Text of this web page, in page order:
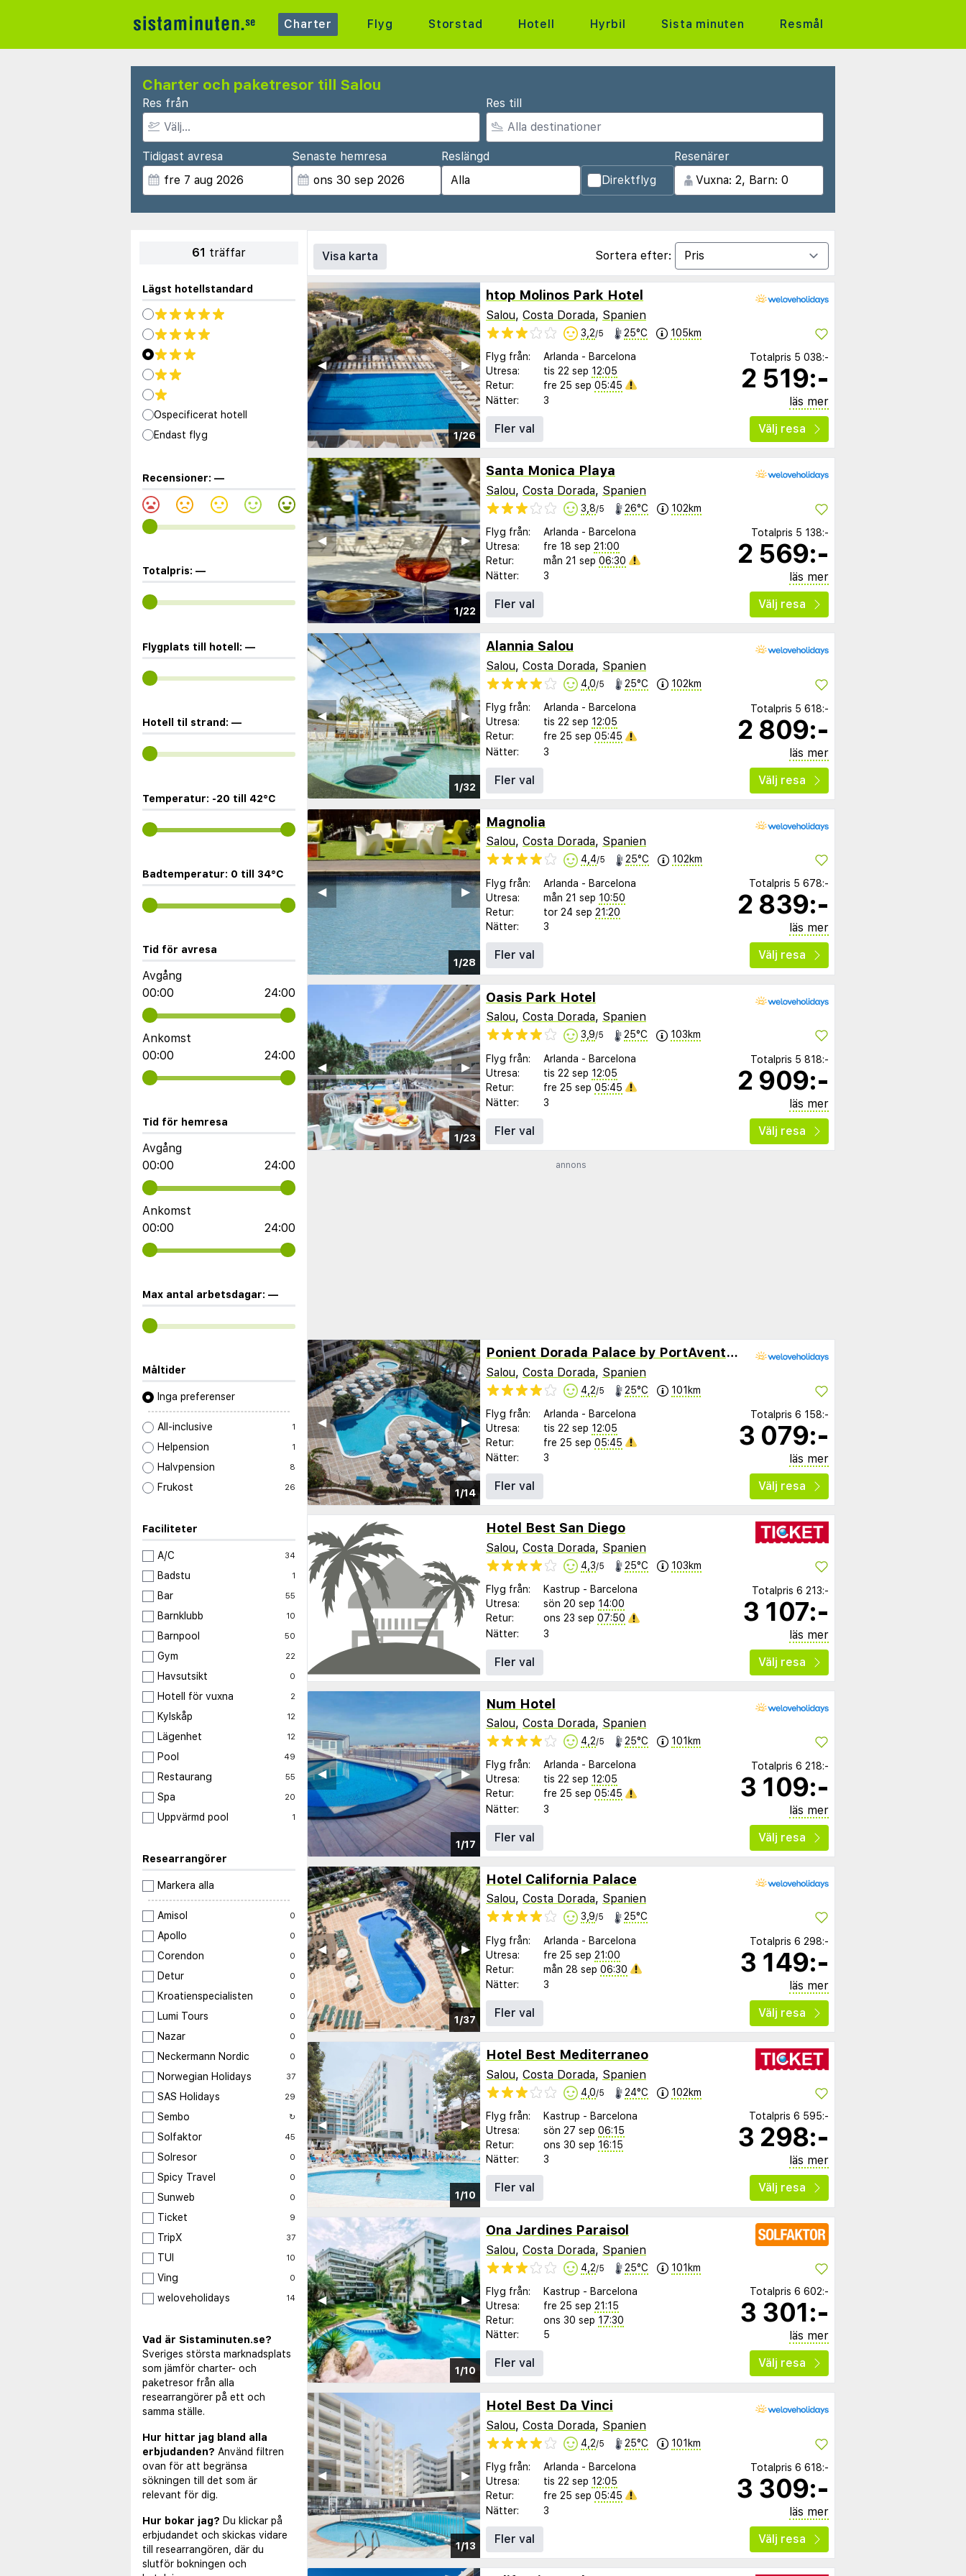
Charter Flyg Storstad Hotell Hyrbil Sista minuten Resmål
Charter och paketresor till Salou
Res från Res till
Tidigast avresa Senaste hemresa
Reslängd
Direktflyg
Resenärer
61 träffar
Lägst hotellstandard
Ospecificerat hotell
Endast flyg
Recensioner: —
Totalpris: —
Flygplats till hotell: —
Hotell til strand: —
Temperatur: -20 till 42°C
Badtemperatur: 0 till 34°C
Tid för avresa
Avgång
00:00
24:00
Ankomst
00:00
24:00
Tid för hemresa
Avgång
00:00
24:00
Ankomst
00:00
24:00
Max antal arbetsdagar: —
Måltider
Inga preferenser
All-inclusive 1
Helpension 1
Halvpension 8
Frukost 26
Faciliteter
A/C 34
Badstu 1
Bar 55
Barnklubb 10
Barnpool 50
Gym 22
Havsutsikt 0
Hotell för vuxna 2
Kylskåp 12
Lägenhet 12
Pool 49
Restaurang 55
Spa 20
Uppvärmd pool 1
Researrangörer
Markera alla
Amisol 0
Apollo 0
Corendon 0
Detur 0
Kroatienspecialisten 0
Lumi Tours 0
Nazar 0
Neckermann Nordic 0
Norwegian Holidays 37
SAS Holidays 29
Sembo ↻
Solfaktor 45
Solresor 0
Spicy Travel 0
Sunweb 0
Ticket 9
TripX 37
TUI 10
Ving 0
weloveholidays 14
Vad är Sistaminuten.se?
Sveriges största marknadsplats
som jämför charter- och
paketresor från alla
researrangörer på ett och
samma ställe.
Hur hittar jag bland alla
erbjudanden? Använd filtren
ovan för att begränsa
sökningen till det som är
relevant för dig.
Hur bokar jag? Du klickar på
erbjudandet och skickas vidare
till researrangören, där du
slutför bokningen och
Visa karta Sortera efter:
1/26
▶︎
◀︎
htop Molinos Park Hotel
Salou, Costa Dorada, Spanien
3,2/5 25°C 105km
Flyg från: Arlanda - Barcelona
Utresa:
tis 22 sep 12:05
Retur:
fre 25 sep 05:45
Nätter:
3
Totalpris 5 038:-
2 519:-
läs mer
Fler val
Välj resa
1/22
▶︎
◀︎
Santa Monica Playa
Salou, Costa Dorada, Spanien
3,8/5 26°C 102km
Flyg från: Arlanda - Barcelona
Utresa:
fre 18 sep 21:00
Retur:
mån 21 sep 06:30
Nätter:
3
Totalpris 5 138:-
2 569:-
läs mer
Fler val
Välj resa
1/32
▶︎
◀︎
Alannia Salou
Salou, Costa Dorada, Spanien
4,0/5 25°C 102km
Flyg från: Arlanda - Barcelona
Utresa:
tis 22 sep 12:05
Retur:
fre 25 sep 05:45
Nätter:
3
Totalpris 5 618:-
2 809:-
läs mer
Fler val
Välj resa
1/28
▶︎
◀︎
Magnolia
Salou, Costa Dorada, Spanien
4,4/5 25°C 102km
Flyg från: Arlanda - Barcelona
Utresa:
mån 21 sep 10:50
Retur:
tor 24 sep 21:20
Nätter:
3
Totalpris 5 678:-
2 839:-
läs mer
Fler val
Välj resa
1/23
▶︎
◀︎
Oasis Park Hotel
Salou, Costa Dorada, Spanien
3,9/5 25°C 103km
Flyg från: Arlanda - Barcelona
Utresa:
tis 22 sep 12:05
Retur:
fre 25 sep 05:45
Nätter:
3
Totalpris 5 818:-
2 909:-
läs mer
Fler val
Välj resa
annons
1/14
▶︎
◀︎
Ponient Dorada Palace by PortAventura World
Salou, Costa Dorada, Spanien
4,2/5 25°C 101km
Flyg från: Arlanda - Barcelona
Utresa:
tis 22 sep 12:05
Retur:
fre 25 sep 05:45
Nätter:
3
Totalpris 6 158:-
3 079:-
läs mer
Fler val
Välj resa
Hotel Best San Diego
Salou, Costa Dorada, Spanien
4,3/5 25°C 103km
Flyg från: Kastrup - Barcelona
Utresa:
sön 20 sep 14:00
Retur:
ons 23 sep 07:50
Nätter:
3
Totalpris 6 213:-
3 107:-
läs mer
Fler val
Välj resa
1/17
▶︎
◀︎
Num Hotel
Salou, Costa Dorada, Spanien
4,2/5 25°C 101km
Flyg från: Arlanda - Barcelona
Utresa:
tis 22 sep 12:05
Retur:
fre 25 sep 05:45
Nätter:
3
Totalpris 6 218:-
3 109:-
läs mer
Fler val
Välj resa
1/37
▶︎
◀︎
Hotel California Palace
Salou, Costa Dorada, Spanien
3,9/5 25°C
Flyg från: Arlanda - Barcelona
Utresa:
fre 25 sep 21:00
Retur:
mån 28 sep 06:30
Nätter:
3
Totalpris 6 298:-
3 149:-
läs mer
Fler val
Välj resa
1/10
▶︎
◀︎
Hotel Best Mediterraneo
Salou, Costa Dorada, Spanien
4,0/5 24°C 102km
Flyg från: Kastrup - Barcelona
Utresa:
sön 27 sep 06:15
Retur:
ons 30 sep 16:15
Nätter:
3
Totalpris 6 595:-
3 298:-
läs mer
Fler val
Välj resa
1/10
▶︎
◀︎
Ona Jardines Paraisol
Salou, Costa Dorada, Spanien
4,2/5 25°C 101km
Flyg från: Kastrup - Barcelona
Utresa:
fre 25 sep 21:15
Retur:
ons 30 sep 17:30
Nätter:
5
Totalpris 6 602:-
3 301:-
läs mer
Fler val
Välj resa
1/13
▶︎
◀︎
Hotel Best Da Vinci
Salou, Costa Dorada, Spanien
4,2/5 25°C 101km
Flyg från: Arlanda - Barcelona
Utresa:
tis 22 sep 12:05
Retur:
fre 25 sep 05:45
Nätter:
3
Totalpris 6 618:-
3 309:-
läs mer
Fler val
Välj resa